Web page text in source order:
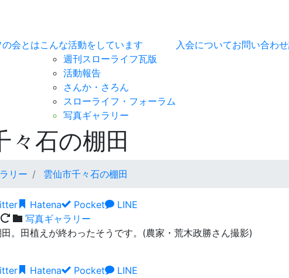
会とはこんな活動をしています
週刊スローライフ瓦版
活動報告
さんか・さろん
スローライフ・フォーラム
写真ギャラリー
入会についてお問い合わせ
々石の棚田
リー 雲仙市千々石の棚田
Hatena Pocket
LINE
写真ギャラリー
。田植えが終わったそうです。(農家・荒木政勝さん撮影)
Hatena Pocket
LINE